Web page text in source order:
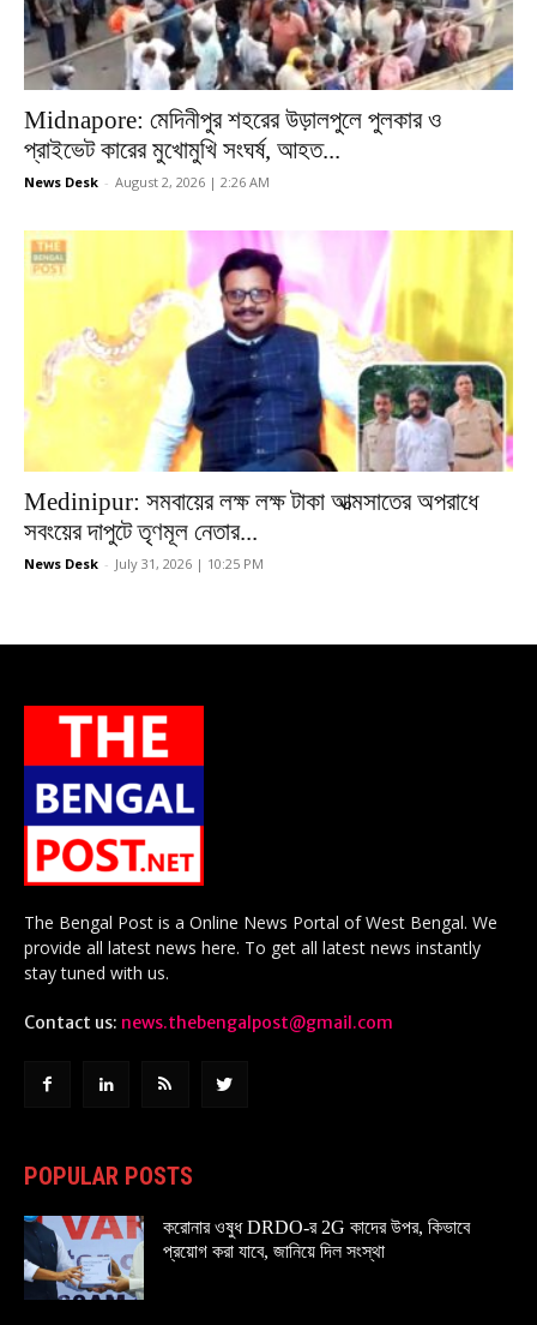
Midnapore: মেদিনীপুর শহরের উড়ালপুলে পুলকার ও
প্রাইভেট কারের মুখোমুখি সংঘর্ষ, আহত...
News Desk - August 2, 2026 | 2:26 AM
Medinipur: সমবায়ের লক্ষ লক্ষ টাকা আত্মসাতের অপরাধে
সবংয়ের দাপুটে তৃণমূল নেতার...
News Desk - July 31, 2026 | 10:25 PM
The Bengal Post is a Online News Portal of West Bengal. We
provide all latest news here. To get all latest news instantly
stay tuned with us.
Contact us: news.thebengalpost@gmail.com
POPULAR POSTS
করোনার ওষুধ DRDO-র 2G কাদের উপর, কিভাবে
প্রয়োগ করা যাবে, জানিয়ে দিল সংস্থা